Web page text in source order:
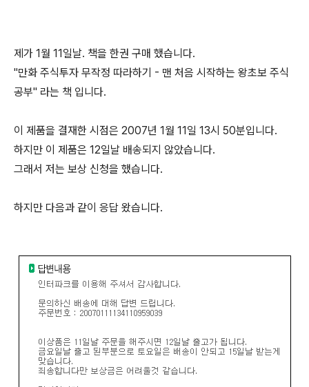
제가 1월 11일날. 책을 한권 구매 했습니다.
"만화 주식투자 무작정 따라하기 - 맨 처음 시작하는 왕초보 주식
공부" 라는 책 입니다.
이 제품을 결재한 시점은 2007년 1월 11일 13시 50분입니다.
하지만 이 제품은 12일날 배송되지 않았습니다.
그래서 저는 보상 신청을 했습니다.
하지만 다음과 같이 응답 왔습니다.